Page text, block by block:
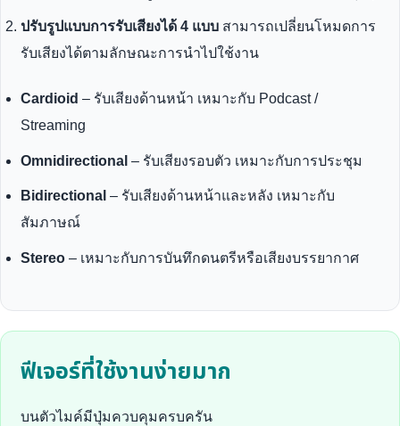
ปรับรูปแบบการรับเสียงได้ 4 แบบ สามารถเปลี่ยนโหมดการ
รับเสียงได้ตามลักษณะการนำไปใช้งาน
Cardioid – รับเสียงด้านหน้า เหมาะกับ Podcast /
Streaming
Omnidirectional – รับเสียงรอบตัว เหมาะกับการประชุม
Bidirectional – รับเสียงด้านหน้าและหลัง เหมาะกับ
สัมภาษณ์
Stereo – เหมาะกับการบันทึกดนตรีหรือเสียงบรรยากาศ
ฟีเจอร์ที่ใช้งานง่ายมาก
บนตัวไมค์มีปุ่มควบคุมครบครัน